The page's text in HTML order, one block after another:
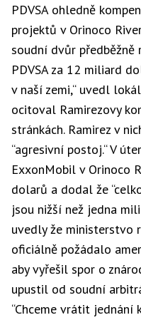
PDVSA ohledně
projektů v Orinoco
soudní dvůr
PDVSA za 12 miliard
v naší zemi,“ uvedl
ocitoval Ramirezovy
stránkách. Ramirez v
“agresivní postoj.“ V
ExxonMobil v Orinoco
dolarů a dodal že
jsou nižší než jedna
uvedly že ministerstvo
oficiálně požádalo
aby vyřešil spor o
upustil od soudní
“Chceme vrátit